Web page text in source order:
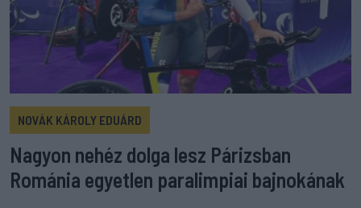
NOVÁK KÁROLY EDUÁRD
Nagyon nehéz dolga lesz Párizsban
Románia egyetlen paralimpiai bajnokának